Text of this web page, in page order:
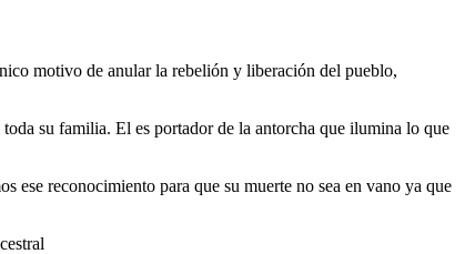
motivo de anular la rebelión y liberación del pueblo,
su familia. El es portador de la antorcha que ilumina lo que
ese reconocimiento para que su muerte no sea en vano ya que